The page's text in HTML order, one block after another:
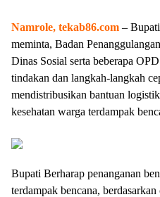
Namrole, tekab86.com –
meminta, Badan
Dinas Sosial serta beberapa
tindakan dan langkah-langkah
mendistribusikan bantuan
kesehatan warga terdampak
Bupati Berharap penanganan
terdampak bencana,